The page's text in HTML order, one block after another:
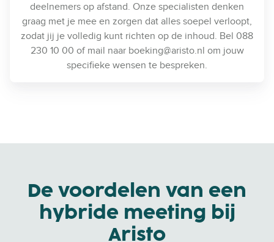
deelnemers op afstand. Onze specialisten denken
graag met je mee en zorgen dat alles soepel verloopt,
zodat jij je volledig kunt richten op de inhoud. Bel 088
230 10 00 of mail naar boeking@aristo.nl om jouw
specifieke wensen te bespreken.
De voordelen van een
hybride meeting bij
Aristo